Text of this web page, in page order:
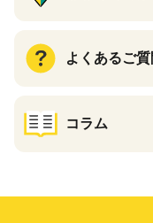
よくあるご質
コラム